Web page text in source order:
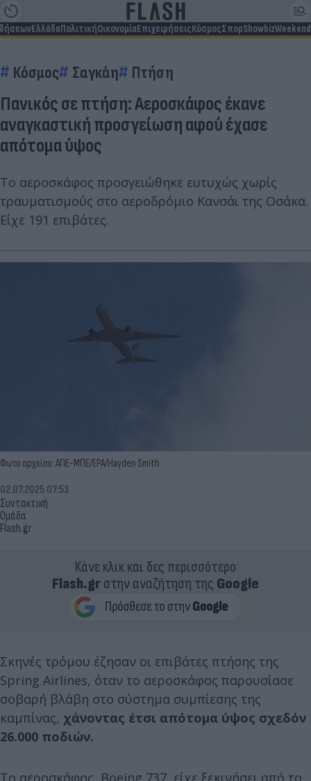
ΕλλάδαΠολιτικήΟικονομίαΕπιχειρήσειςΚόσμοςΣπορShowbizWeekend
Κόσμος Σαγκάη Πτήση
Πανικός σε πτήση: Αεροσκάφος έκανε
αναγκαστική προσγείωση αφού έχασε
απότομα ύψος
Το αεροσκάφος προσγειώθηκε ευτυχώς χωρίς
τραυματισμούς στο αεροδρόμιο Κανσάι της Οσάκα.
Είχε 191 επιβάτες.
Φωτο αρχείου: ΑΠΕ-ΜΠΕ/EPA/Hayden Smith
Συντακτική
Ομάδα
Flash.gr
02.07.2025 07:53
Κάνε κλικ και δες περισσότερο
Flash.grστην αναζήτηση της Google
Σκηνές τρόμου έζησαν οι επιβάτες πτήσης της
Spring Airlines, όταν το αεροσκάφος παρουσίασε
σοβαρή βλάβη στο σύστημα συμπίεσης της
καμπίνας, χάνοντας έτσι απότομα ύψος σχεδόν
26.000 ποδιών.
Το αεροσκάφος, Boeing 737, είχε ξεκινήσει από το